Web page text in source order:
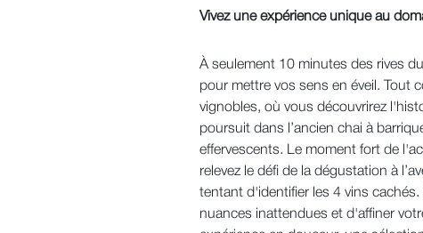
Vivez une expérience unique au
À seulement 10 minutes des rives
pour mettre vos sens en éveil. Tout
vignobles, où vous découvrirez
poursuit dans l’ancien chai à
effervescents. Le moment fort de
relevez le défi de la dégustation à
tentant d'identifier les 4 vins
nuances inattendues et d'affiner